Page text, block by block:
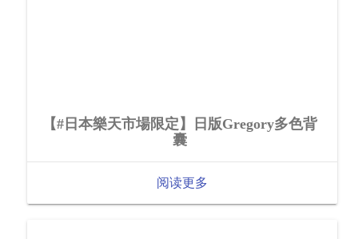
【#日本樂天市場限定】日版Gregory多色背
囊
阅读更多